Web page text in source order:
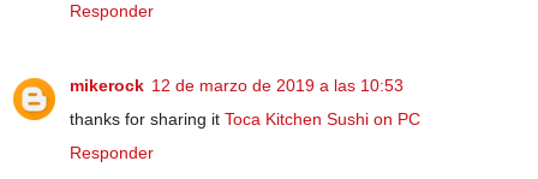
Responder
mikerock 12 de marzo de 2019 a las 10:53
thanks for sharing it Toca Kitchen Sushi on PC
Responder